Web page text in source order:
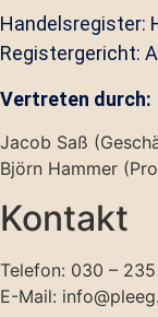
Handelsregister:
Registergericht:
Vertreten durch:
Jacob Saß
Björn Hammer
Kontakt
Telefon: 030 –
E-Mail: